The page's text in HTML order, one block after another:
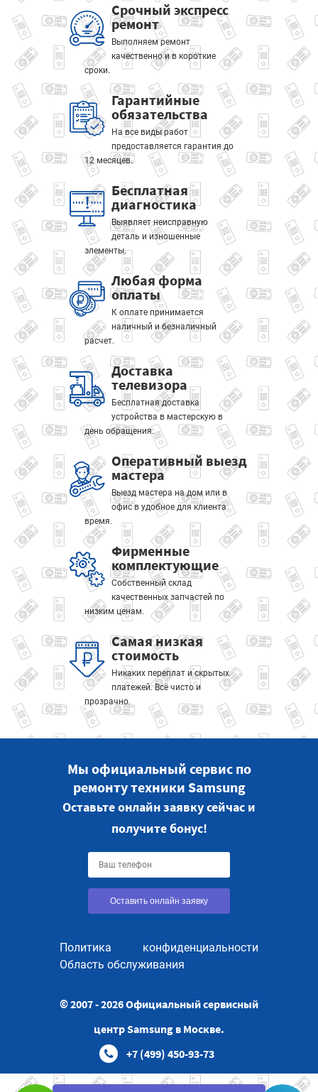
Срочный экспресс
ремонт
Выполняем ремонт
качественно и в короткие
сроки.
Гарантийные
обязательства
На все виды работ
предоставляется гарантия до
12 месяцев.
Бесплатная
диагностика
Выявляет неисправную
деталь и изношенные
элементы.
Любая форма
оплаты
К оплате принимается
наличный и безналичный
расчет.
Доставка
телевизора
Бесплатная доставка
устройства в мастерскую в
день обращения.
Оперативный выезд
мастера
Выезд мастера на дом или в
офис в удобное для клиента
время.
Фирменные
комплектующие
Собственный склад
качественных запчастей по
низким ценам.
Самая низкая
стоимость
Никаких переплат и скрытых
платежей. Всё чисто и
прозрачно.
Мы официальный сервис по
ремонту техники Samsung
Оставьте онлайн заявку сейчас и
получите бонус!
Оставить онлайн заявку
Политика конфиденциальности
Область обслуживания
© 2007 - 2026 Официальный сервисный
центр Samsung в Москве.
+7 (499) 450-93-73